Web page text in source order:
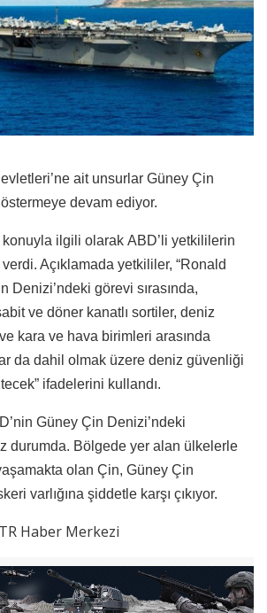
ait unsurlar Güney Çin
devam ediyor.
ilgili olarak ABD’li yetkililerin
Açıklamada yetkililer, “Ronald
Denizi’ndeki görevi sırasında,
ve döner kanatlı sortiler, deniz
kara ve hava birimleri arasında
da dahil olmak üzere deniz güvenliği
ifadelerini kullandı.
Güney Çin Denizi’ndeki
durumda. Bölgede yer alan ülkelerle
olan Çin, Güney Çin
varlığına şiddetle karşı çıkıyor.
Haber Merkezi